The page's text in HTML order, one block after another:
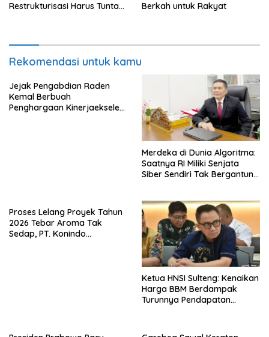
Restrukturisasi Harus Tuntas
Berkah untuk Rakyat
Rekomendasi untuk kamu
Jejak Pengabdian Raden
Kemal Berbuah
Penghargaan Kinerjaekselen
Merdeka di Dunia Algoritma:
Saatnya RI Miliki Senjata
Siber Sendiri Tak Bergantung
Proses Lelang Proyek Tahun
2026 Tebar Aroma Tak
Sedap, PT. Konindo
Ketua HNSI Sulteng: Kenaikan
Harga BBM Berdampak
Turunnya Pendapatan